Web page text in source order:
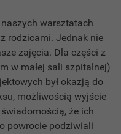
warsztatach
rodzicami. Jednak nie
zajęcia. Dla części z
w małej sali szpitalnej)
był okazją do
możliwością wyjście
że ich
powrocie podziwiali